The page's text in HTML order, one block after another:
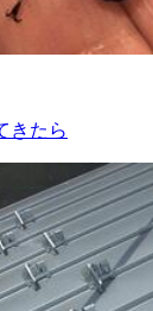
きたら